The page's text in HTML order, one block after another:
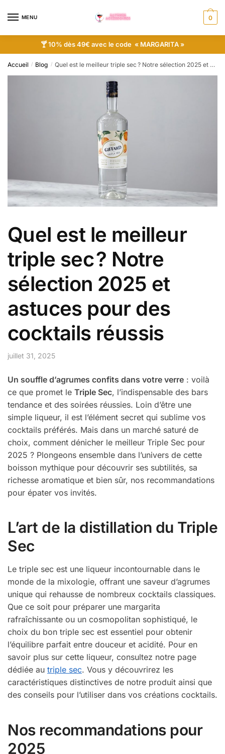
MENU 0
🍸 10% dès 49€ avec le code « MARGARITA »
Accueil / Blog / Quel est le meilleur triple sec ? Notre sélection 2025 et astuces pour des cocktails réussis
Quel est le meilleur
triple sec ? Notre
sélection 2025 et
astuces pour des
cocktails réussis
juillet 31, 2025
Un souffle d’agrumes confits dans votre verre : voilà
ce que promet le Triple Sec, l’indispensable des bars
tendance et des soirées réussies. Loin d’être une
simple liqueur, il est l’élément secret qui sublime vos
cocktails préférés. Mais dans un marché saturé de
choix, comment dénicher le meilleur Triple Sec pour
2025 ? Plongeons ensemble dans l’univers de cette
boisson mythique pour découvrir ses subtilités, sa
richesse aromatique et bien sûr, nos recommandations
pour épater vos invités.
L’art de la distillation du Triple
Sec
Le triple sec est une liqueur incontournable dans le
monde de la mixologie, offrant une saveur d’agrumes
unique qui rehausse de nombreux cocktails classiques.
Que ce soit pour préparer une margarita
rafraîchissante ou un cosmopolitan sophistiqué, le
choix du bon triple sec est essentiel pour obtenir
l’équilibre parfait entre douceur et acidité. Pour en
savoir plus sur cette liqueur, consultez notre page
dédiée au triple sec. Vous y découvrirez les
caractéristiques distinctives de notre produit ainsi que
des conseils pour l’utiliser dans vos créations cocktails.
Nos recommandations pour
2025